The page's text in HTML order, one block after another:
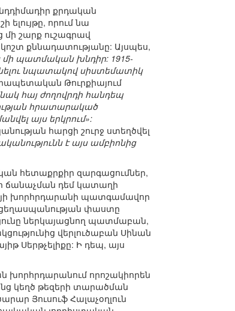
քրդական
որում նա
շարք ուշագրավ
քննադատությանը: Այսպես,
մի պատմական խնդիր: 1915-
նպատակով սիստեմատիկ
Թուրքիայում
հայ ժողովրդի հանդեպ
հրատարակած
այս երկրում»:
հարցի շուրջ ստեղծվել
է այս ամբիոնից
հետաքրքիր զարգացումներ,
ճանաչման դեմ կատաղի
խորհրդարանի պատգամավոր
ցեղասպանության փաստը
ներկայացնող պատմաբան,
վերլուծաբան Սինան
Սերթչելիքը: Ի դեպ, այս
խորհրդարանում որոշակիորեն
կեղծ թեզերի տարածման
Յուսուֆ Հալաչօղլուն